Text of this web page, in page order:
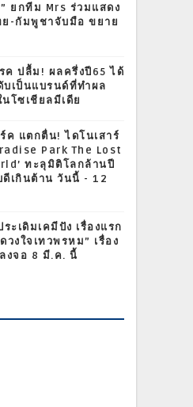
ยกทีม Mrs ร่วมแสดง
-กัมพูชาจับมือ ขยาย
ค ปลื้ม! ผลครึ่งปี65 ได้
เป็นแบรนด์ที่ทำผล
โซเชียลมีเดีย
ค แตกตื่น! ไดโนเสาร์
Park The Lost
ทะลุมิติโลกล้านปี
เกินต้าน วันนี้ - 12
ะเดิมเคมีปัง เรื่องแรก
งใจเทวพรหม” เรื่อง
งจอ 8 มี.ค. นี้